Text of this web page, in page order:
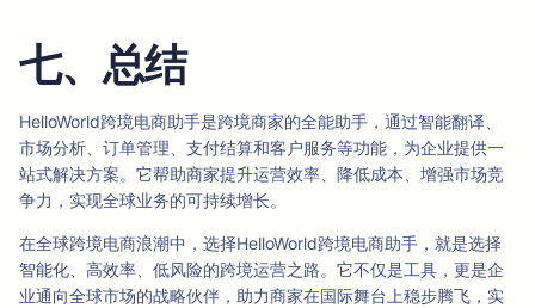
七、总结
HelloWorld跨境电商助手是跨境商家的全能助手，通过智能翻译、
市场分析、订单管理、支付结算和客户服务等功能，为企业提供一
站式解决方案。它帮助商家提升运营效率、降低成本、增强市场竞
争力，实现全球业务的可持续增长。
在全球跨境电商浪潮中，选择HelloWorld跨境电商助手，就是选择
智能化、高效率、低风险的跨境运营之路。它不仅是工具，更是企
业通向全球市场的战略伙伴，助力商家在国际舞台上稳步腾飞，实